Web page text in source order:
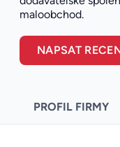
maloobchod.
NAPSAT
PROFIL FIRMY